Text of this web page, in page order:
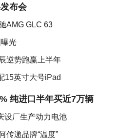
布会
AMG GLC 63
光
逆势跑赢上半年
15英寸大号iPad
纯进口半年买近7万辆
设厂生产动力电池
传递品牌“温度”